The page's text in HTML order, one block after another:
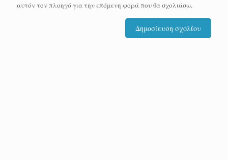
αυτόν τον πλοηγό για την επόμενη φορά που θα σχολιάσω.